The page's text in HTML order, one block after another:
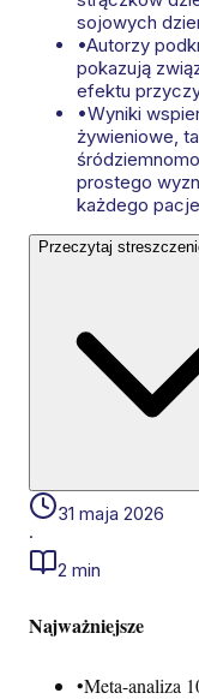
sojowych
•Autorzy
pokazują
efektu
•Wyniki
żywieniowe,
prostego
każdego
Przeczytaj
31 maja 2026
·
2 min
Najważniejsze
•Meta-analiza